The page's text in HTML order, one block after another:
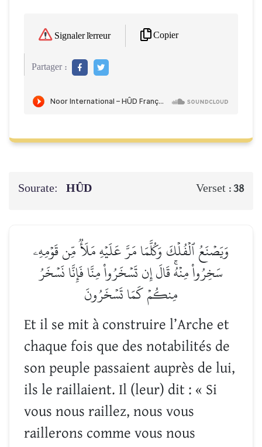
Signaler l'erreur Copier
Partager :
Sourate: HÛD Verset :38
وَيَصۡنَعُ ٱلۡفُلۡكَ وَكُلَّمَا مَرَّ عَلَيۡهِ مَلَأٞ مِّن قَوۡمِهِۦ
سَخِرُواْ مِنۡهُۚ قَالَ إِن تَسۡخَرُواْ مِنَّا فَإِنَّا نَسۡخَرُ
مِنكُمۡ كَمَا تَسۡخَرُونَ
Et il se mit à construire l’Arche et
chaque fois que des notabilités de
son peuple passaient auprès de lui,
ils le raillaient. Il (leur) dit : « Si
vous nous raillez, nous vous
raillerons comme vous nous